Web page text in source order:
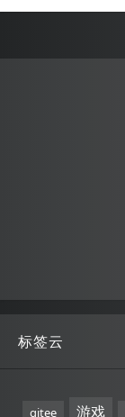
标签云
gitee 游戏